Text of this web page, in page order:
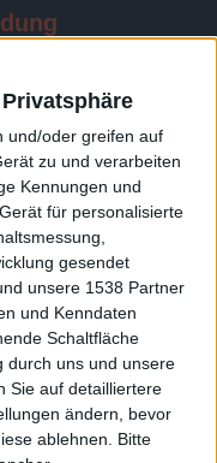
und/oder greifen auf
zu und verarbeiten
Kennungen und
für personalisierte
gesendet
unsere 1538 Partner
und Kenndaten
Schaltfläche
durch uns und unsere
Sie auf detailliertere
ändern, bevor
ablehnen. Bitte